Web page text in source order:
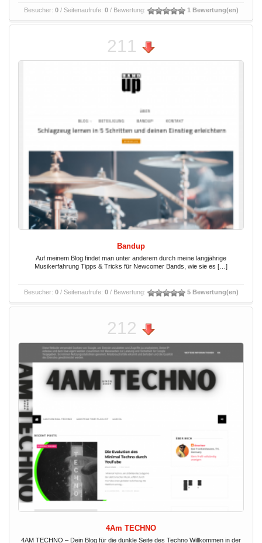
Besucher: 0/ Seitenaufrufe: 0/ Bewertung: 1 Bewertung(en)
211
Bandup
Auf meinem Blog findet man unter anderem durch meine langjährige
Musikerfahrung Tipps & Tricks für Newcomer Bands, wie sie es […]
Besucher: 0/ Seitenaufrufe: 0/ Bewertung: 5 Bewertung(en)
212
4Am TECHNO
4AM TECHNO – Dein Blog für die dunkle Seite des Techno Willkommen in der